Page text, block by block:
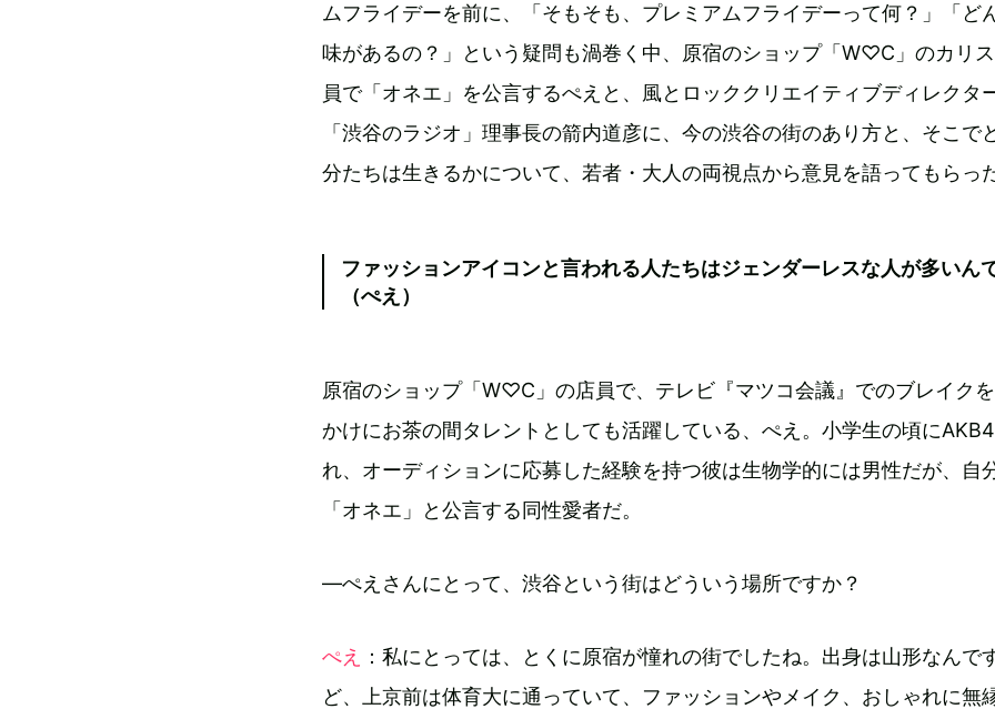
ムフライデーを前に、「そもそも、プレミアムフライデーって何？」「ど
味があるの？」という疑問も渦巻く中、原宿のショップ「W♡C」のカリ
員で「オネエ」を公言するぺえと、風とロッククリエイティブディレクター
「渋谷のラジオ」理事長の箭内道彦に、今の渋谷の街のあり方と、そこで
分たちは生きるかについて、若者・大人の両視点から意見を語ってもらった
ファッションアイコンと言われる人たちはジェンダーレスな人が多いんで
（ぺえ）
原宿のショップ「W♡C」の店員で、テレビ『マツコ会議』でのブレイク
かけにお茶の間タレントとしても活躍している、ぺえ。小学生の頃に
れ、オーディションに応募した経験を持つ彼は生物学的には男性だが、自
「オネエ」と公言する同性愛者だ。
―ぺえさんにとって、渋谷という街はどういう場所ですか？
ぺえ
：私にとっては、とくに原宿が憧れの街でしたね。出身は山形なんで
ど、上京前は体育大に通っていて、ファッションやメイク、おしゃれに無